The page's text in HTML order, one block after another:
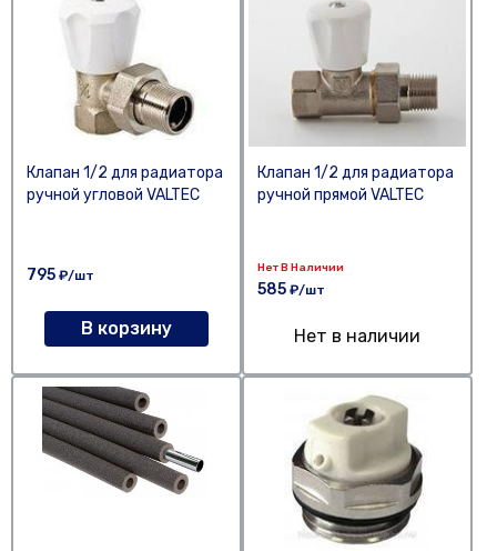
Клапан 1/2 для радиатора
ручной угловой VALTEC
795 ₽/шт
В корзину
Клапан 1/2 для радиатора
ручной прямой VALTEC
Нет В Наличии
585 ₽/шт
Нет в наличии